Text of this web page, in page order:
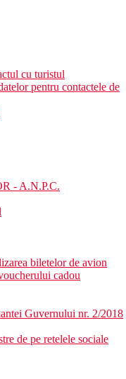
cu turistul
pentru contactele de
- A.N.P.C.
biletelor de avion
cadou
Guvernului nr. 2/2018
de pe retelele sociale